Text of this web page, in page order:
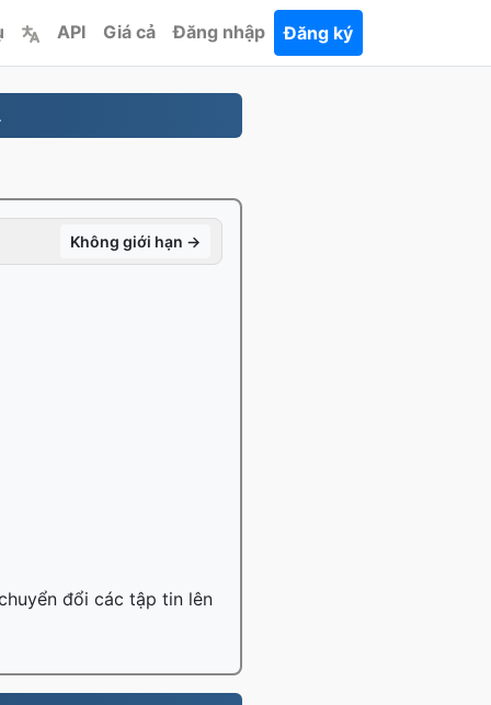
API Giá cả Đăng nhập Đăng ký
Không giới hạn →
đổi các tập tin lên